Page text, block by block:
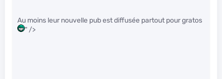
Au moins leur nouvelle pub est diffusée partout pour gratos
" />